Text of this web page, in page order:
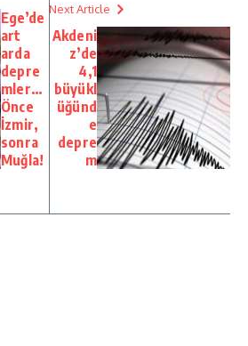
Ege’de
art
arda
depre
mler…
Önce
İzmir,
sonra
Muğla!
Next Article
Akdeni
z’de
4,1
büyükl
üğünd
e
depre
m